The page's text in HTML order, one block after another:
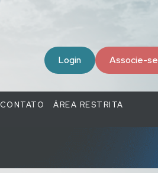
Login Associe-se
CONTATO ÁREA RESTRITA